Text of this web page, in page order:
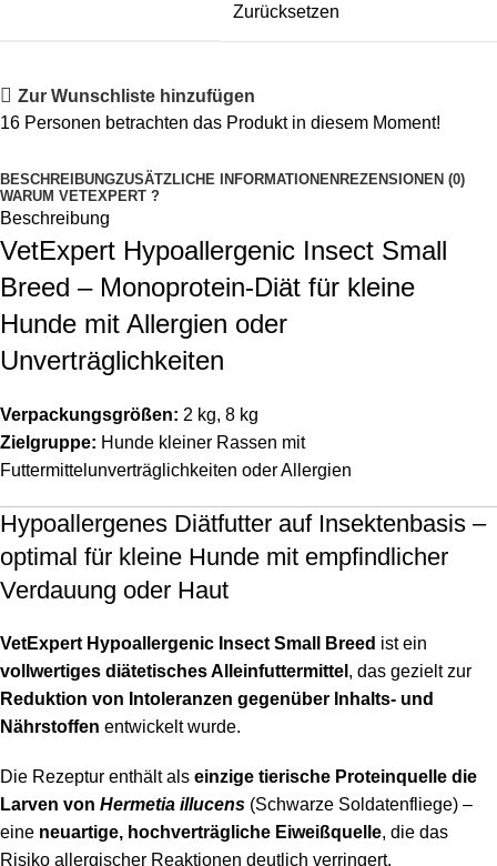
Zurücksetzen
Zur Wunschliste hinzufügen
16 Personen betrachten das Produkt in diesem Moment!
BESCHREIBUNGZUSÄTZLICHE INFORMATIONEN REZENSIONEN (0)
WARUM VETEXPERT ?
Beschreibung
VetExpert Hypoallergenic Insect Small
Breed – Monoprotein-Diät für kleine
Hunde mit Allergien oder
Unverträglichkeiten
Verpackungsgrößen: 2 kg, 8 kg
Zielgruppe: Hunde kleiner Rassen mit
Futtermittelunverträglichkeiten oder Allergien
Hypoallergenes Diätfutter auf Insektenbasis –
optimal für kleine Hunde mit empfindlicher
Verdauung oder Haut
VetExpert Hypoallergenic Insect Small Breed ist ein
vollwertiges diätetisches Alleinfuttermittel , das gezielt zur
Reduktion von Intoleranzen gegenüber Inhalts- und
Nährstoffen entwickelt wurde.
Die Rezeptur enthält als einzige tierische Proteinquelle die
Larven von Hermetia illucens (Schwarze Soldatenfliege) –
eine neuartige, hochverträgliche Eiweißquelle, die das
Risiko allergischer Reaktionen deutlich verringert.